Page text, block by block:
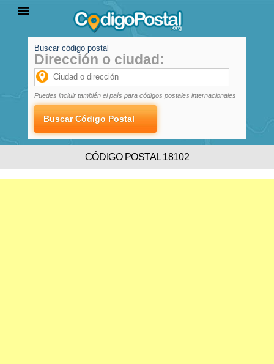
PROVINCIAS
LOCALIDADES
Buscar código postal
Dirección o ciudad:
Puedes incluir también el país para códigos postales internacionales
CÓDIGO POSTAL 18102